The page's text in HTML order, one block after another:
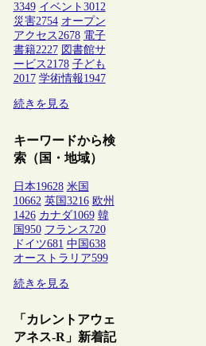
3349 イベント 3012
災害2754 オープン
アクセス2678 電子
書籍2227 図書館サ
ービス2178 子ども
2017 学術情報1947
続きを見る
キーワードから検
索（国・地域）
日本19628 米国
10662 英国 3216 欧州
1426 カナダ1069 韓
国 950 フランス 720
ドイツ681 中国 638
オーストラリア599
続きを見る
「カレントアウェ
アネス-R」新着記